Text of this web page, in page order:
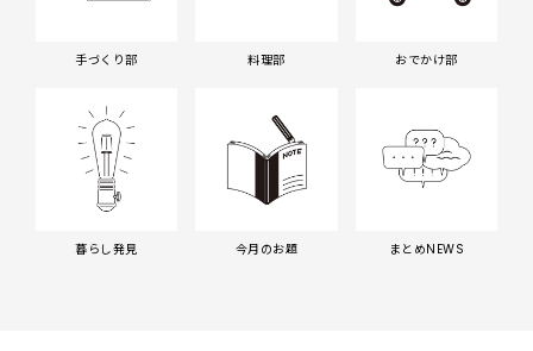
手づくり部 料理部 おでかけ部
暮らし発見 今月のお題 まとめNEWS